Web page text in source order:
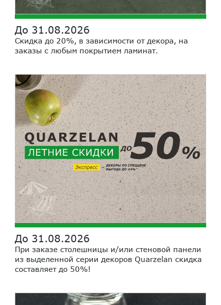
До 31.08.2026
Скидка до 20%, в зависимости от декора, на
заказы с любым покрытием ламинат.
До 31.08.2026
При заказе столешницы и/или стеновой панели
из выделенной серии декоров Quarzelan скидка
составляет до 50%!